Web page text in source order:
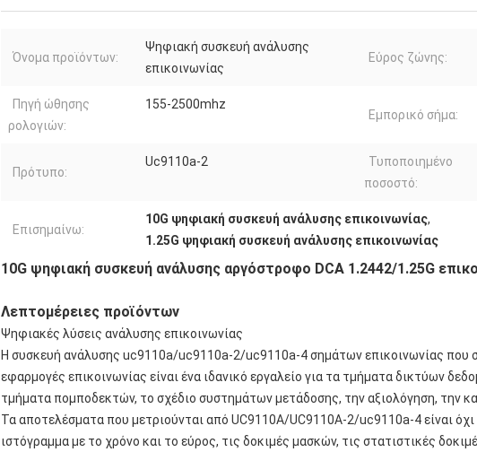
Όνομα προϊόντων:
Ψηφιακή συσκευή ανάλυσης
επικοινωνίας
Εύρος ζώνης:
Πηγή ώθησης
ρολογιών:
155-2500mhz
Εμπορικό σήμα:
Πρότυπο:
Uc9110a-2
Τυποποιημένο
ποσοστό:
Επισημαίνω:
10G ψηφιακή συσκευή ανάλυσης επικοινωνίας,
1.25G ψηφιακή συσκευή ανάλυσης επικοινωνίας
10G ψηφιακή συσκευή ανάλυσης αργόστροφο DCA 1.2442/1.25G
Λεπτομέρειες προϊόντων
Ψηφιακές λύσεις ανάλυσης επικοινωνίας
Η συσκευή ανάλυσης uc9110a/uc9110a-2/uc9110a-4 σημάτων επικοινωνίας που
εφαρμογές επικοινωνίας είναι ένα ιδανικό εργαλείο για τα τμήματα δικτύων
τμήματα πομποδεκτών, το σχέδιο συστημάτων μετάδοσης, την αξιολόγηση, την
Τα αποτελέσματα που μετριούνται από UC9110A/UC9110A-2/uc9110a-4 είναι
ιστόγραμμα με το χρόνο και το εύρος, τις δοκιμές μασκών, τις στατιστικές